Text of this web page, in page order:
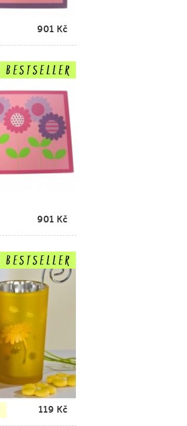
901 Kč
901 Kč
119 Kč